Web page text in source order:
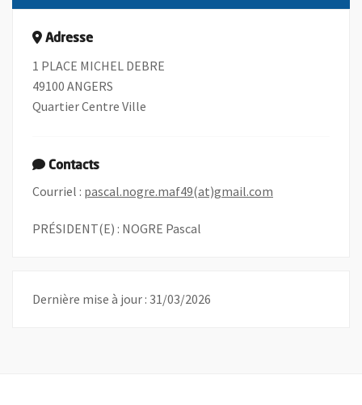
Adresse
1 PLACE MICHEL DEBRE
49100 ANGERS
Quartier Centre Ville
Contacts
Courriel : pascal.nogre.maf49(at)gmail.com
PRÉSIDENT(E) : NOGRE Pascal
Dernière mise à jour : 31/03/2026